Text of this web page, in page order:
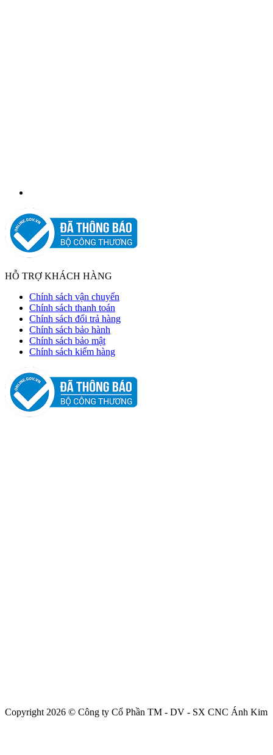
HỖ TRỢ KHÁCH HÀNG
Chính sách vận chuyển
Chính sách thanh toán
Chính sách đổi trả hàng
Chính sách bảo hành
Chính sách bảo mật
Chính sách kiểm hàng
Copyright 2026 © Công ty Cổ Phần TM - DV - SX CNC Ánh Kim